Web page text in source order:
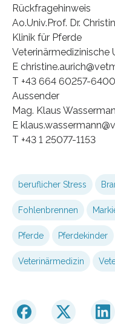
Rückfragehinweis
Ao.Univ.Prof. Dr.
Klinik für Pferde
Veterinärmedizinische
E
T +43 664 60257-6400
Aussender
Mag. Klaus
E
T +43 1 25077-1153
beruflicher Stress
Fohlenbrennen
Pferde Pferdekinder
Veterinärmedizin